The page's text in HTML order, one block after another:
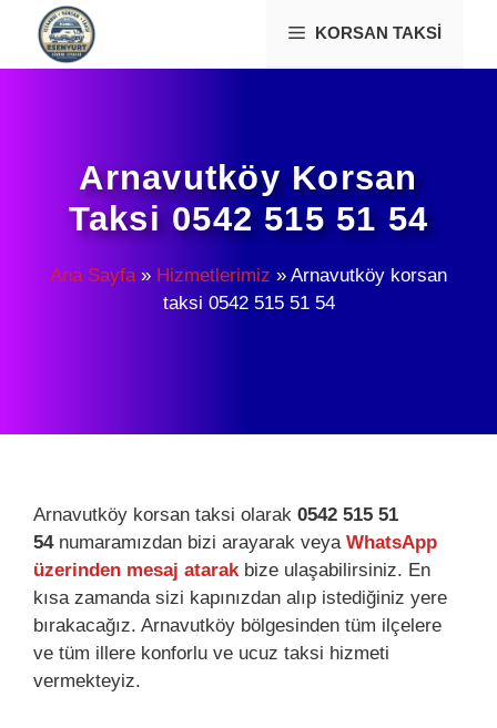
İçeriğe
KORSAN TAKSI
Arnavutköy Korsan
Taksi 0542 515 51 54
Ana Sayfa» Hizmetlerimiz » Arnavutköy korsan
taksi 0542 515 51 54
Arnavutköy korsan taksi olarak 0542 515 51
54numaramızdan bizi arayarak veya WhatsApp
üzerinden mesaj atarak bize ulaşabilirsiniz. En
kısa zamanda sizi kapınızdan alıp istediğiniz yere
bırakacağız. Arnavutköy bölgesinden tüm ilçelere
ve tüm illere konforlu ve ucuz taksi hizmeti
vermekteyiz.